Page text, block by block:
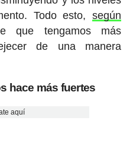
Todo esto,según
que tengamos más
de una manera
hace más fuertes
aquí